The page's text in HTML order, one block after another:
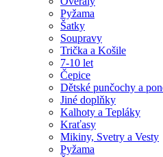
Pyžama
Šatky
Soupravy
Trička a Košile
7-10 let
Čepice
Dětské punčochy a
Jiné doplňky
Kalhoty a Tepláky
Kraťasy
Mikiny, Svetry a Vesty
Pyžama